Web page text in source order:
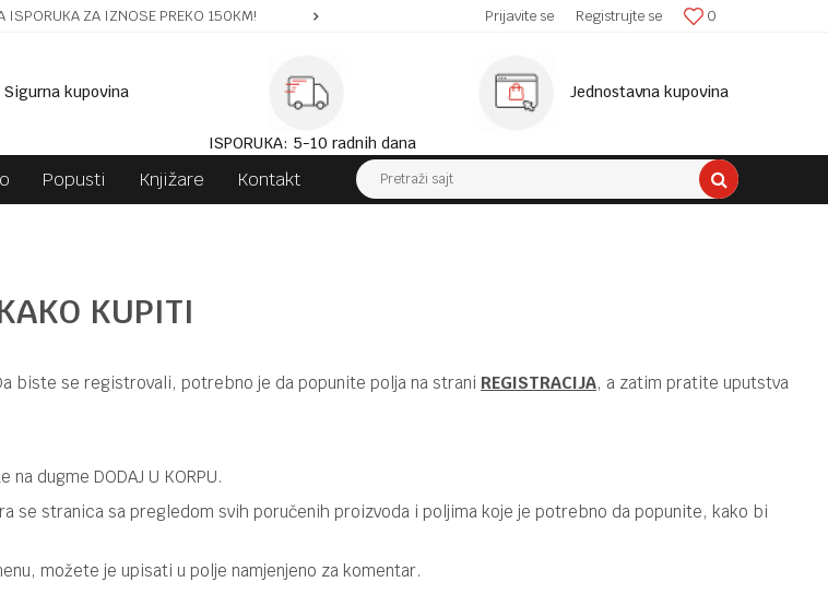
ISPORUKA ZA IZNOSE PREKO 150KM! SIGURNA ISPORUKA! 0
Prijavite se Registrujte se
Sigurna kupovina
ISPORUKA: 5-10 radnih dana
Jednostavna kupovina
Popusti Knjižare Kontakt Pretraži sajt
KUPITI
biste se registrovali, potrebno je da popunite polja na strani REGISTRACIJA, a zatim pratite uputstva
dugme DODAJ U KORPU.
se stranica sa pregledom svih poručenih proizvoda i poljima koje je potrebno da popunite, kako bi
možete je upisati u polje namjenjeno za komentar.